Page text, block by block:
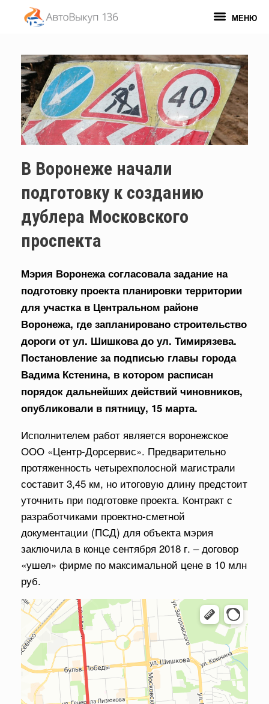
содержанию
МЕНЮ
В Воронеже начали
подготовку к созданию
дублера Московского
проспекта
Мэрия Воронежа согласовала задание на
подготовку проекта планировки территории
для участка в Центральном районе
Воронежа, где запланировано строительство
дороги от ул. Шишкова до ул. Тимирязева.
Постановление за подписью главы города
Вадима Кстенина, в котором расписан
порядок дальнейших действий чиновников,
опубликовали в пятницу, 15 марта.
Исполнителем работ является воронежское
ООО «Центр-Дорсервис». Предварительно
протяженность четырехполосной магистрали
составит 3,45 км, но итоговую длину предстоит
уточнить при подготовке проекта. Контракт с
разработчиками проектно-сметной
документации (ПСД) для объекта мэрия
заключила в конце сентября 2018 г. – договор
«ушел» фирме по максимальной цене в 10 млн
руб.